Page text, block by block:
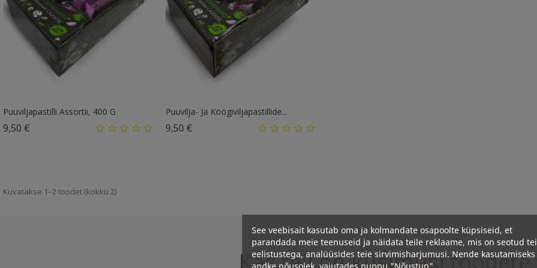
Puuviljapastilli Assortii, 400 G
9,50 €
Puuvilja- Ja Köögiviljapastillide...
9,50 €Hind
Kuvatakse 1–2 toodet (kokku 2)
Kas teil onküsimusitoodete
See veebisait kasutab oma ja kolmandate osapoolte küpsiseid, et
parandada meie teenuseid ja näidata teile reklaame, mis on seotud
eelistustega, analüüsides teie sirvimisharjumusi. Nende kasutamiseks
andke nõusolek, vajutades nuppu "Nõustun".